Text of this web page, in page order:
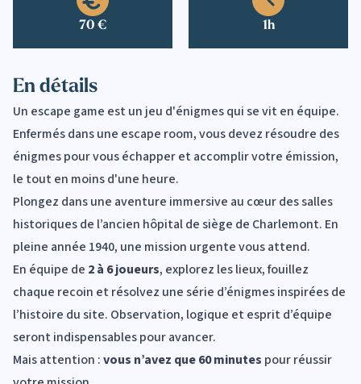
70 € 1h
En détails
Un escape game est un jeu d'énigmes qui se vit en équipe.
Enfermés dans une escape room, vous devez résoudre des
énigmes pour vous échapper et accomplir votre émission,
le tout en moins d'une heure.
Plongez dans une aventure immersive au cœur des salles
historiques de l’ancien hôpital de siège de Charlemont. En
pleine année 1940, une mission urgente vous attend.
En équipe de 2 à 6 joueurs, explorez les lieux, fouillez
chaque recoin et résolvez une série d’énigmes inspirées de
l’histoire du site. Observation, logique et esprit d’équipe
seront indispensables pour avancer.
Mais attention :vous n’avez que 60 minutes pour réussir